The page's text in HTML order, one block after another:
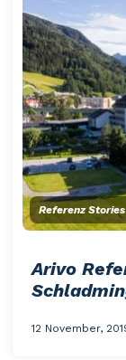
Referenz Stories
Arivo
12 November,